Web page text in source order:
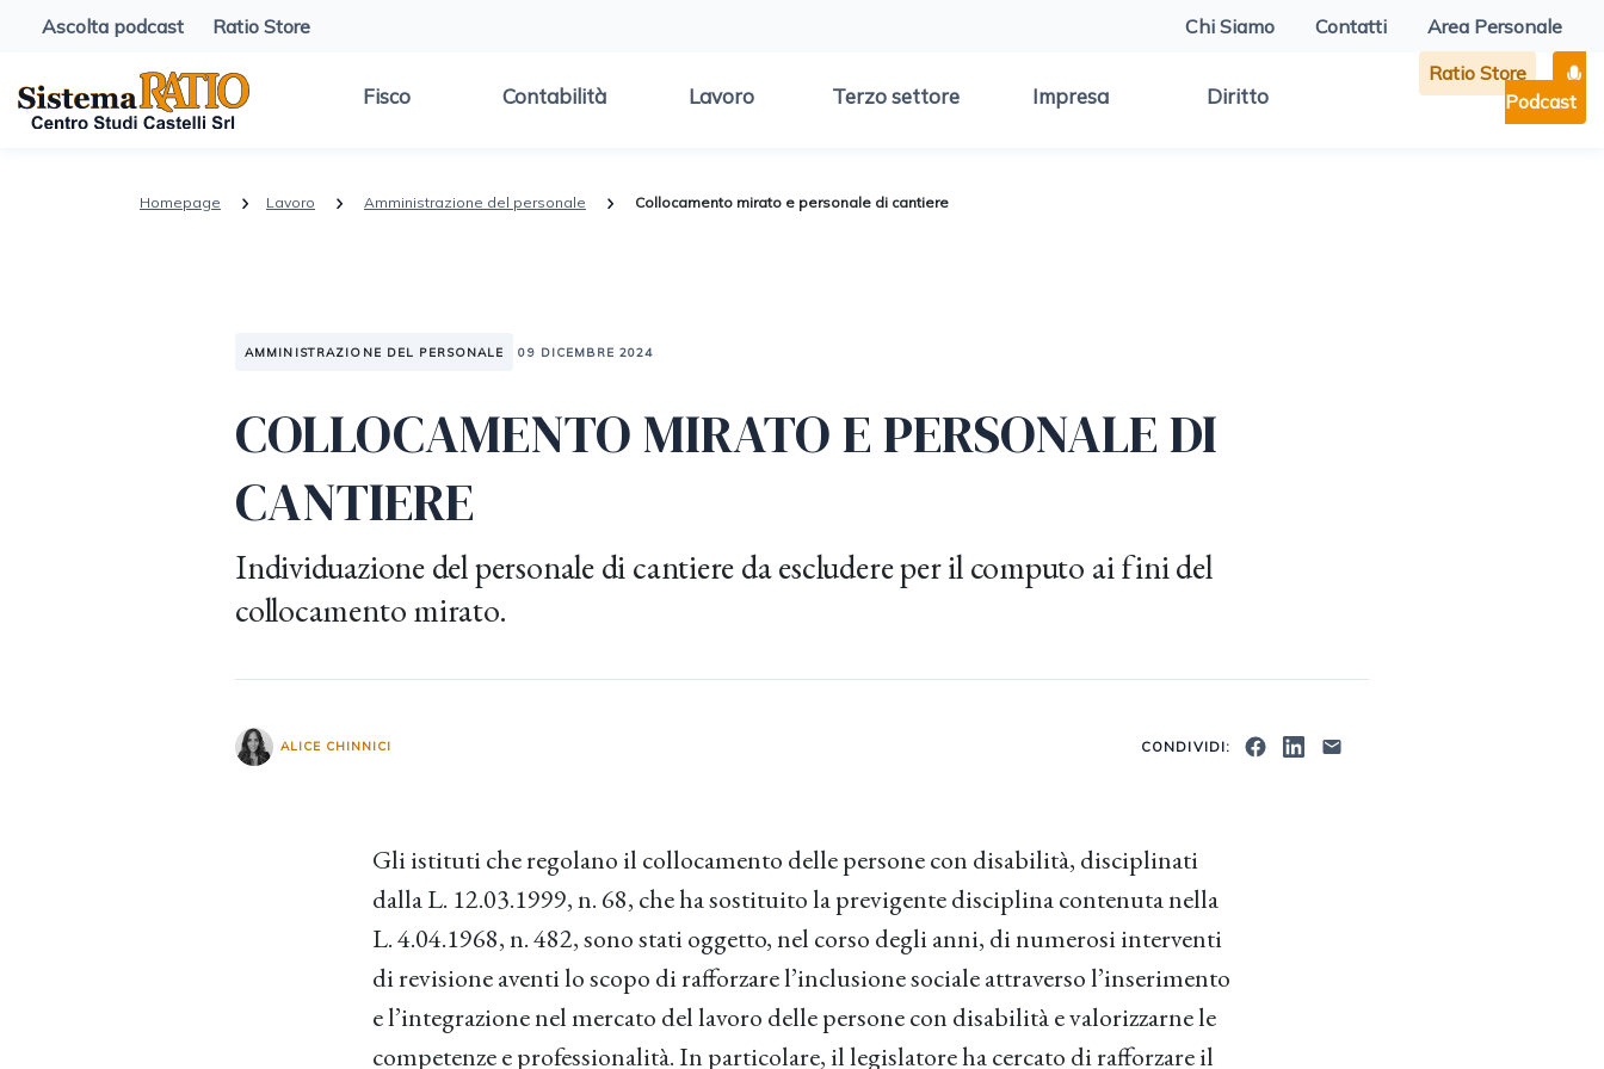
Ascolta podcast Ratio Store Chi Siamo Contatti Area Personale
Fisco Contabilità Lavoro Terzo settore Impresa Diritto
Ratio Store
Podcast
Homepage Lavoro Amministrazione del personale Collocamento mirato e personale di cantiere
AMMINISTRAZIONE DEL PERSONALE 09 DICEMBRE 2024
COLLOCAMENTO MIRATO E PERSONALE DI
CANTIERE
Individuazione del personale di cantiere da escludere per il computo ai fini del
collocamento mirato.
ALICE CHINNICI CONDIVIDI:
Gli istituti che regolano il collocamento delle persone con disabilità, disciplinati
dalla L. 12.03.1999, n. 68, che ha sostituito la previgente disciplina contenuta nella
L. 4.04.1968, n. 482, sono stati oggetto, nel corso degli anni, di numerosi interventi
di revisione aventi lo scopo di rafforzare l’inclusione sociale attraverso l’inserimento
e l’integrazione nel mercato del lavoro delle persone con disabilità e valorizzarne le
competenze e professionalità. In particolare, il legislatore ha cercato di rafforzare il